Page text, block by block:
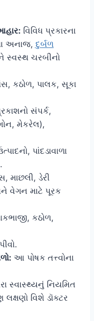
વિવિધ પ્રકારના
અનાજ, દુર્બળ
સ્વસ્થ ચરબીનો
કઠોળ, પાલક, સૂકા
સંપર્ક,
મેકરેલ),
પાંદડાવાળા
માછલી, ડેરી
વેગન માટે પૂરક
કઠોળ,
આ પોષક તત્ત્વોના
સ્વાસ્થ્યનું નિયમિત
વિશે ડૉક્ટર